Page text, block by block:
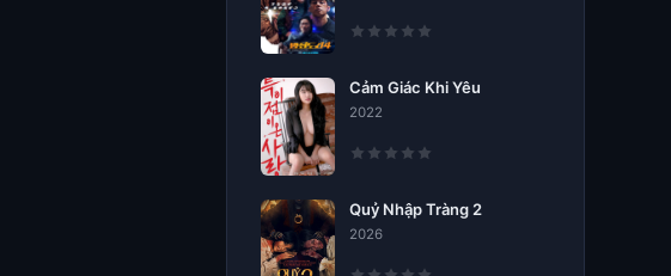
Cảm Giác Khi Yêu
2022
Quỷ Nhập Tràng 2
2026